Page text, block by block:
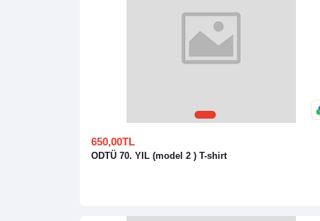
1
650,00TL
ODTÜ 70. YIL (model 2 ) T-shirt